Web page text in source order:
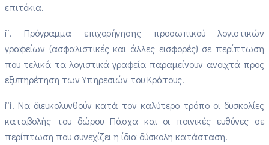
επιτόκια.
ii. Πρόγραμμα επιχορήγησης προσωπικού λογιστικών
γραφείων (ασφαλιστικές και άλλες εισφορές) σε περίπτωση
που τελικά τα λογιστικά γραφεία παραμείνουν ανοιχτά προς
εξυπηρέτηση των Υπηρεσιών του Κράτους.
iii. Να διευκολυνθούν κατά τον καλύτερο τρόπο οι δυσκολίες
καταβολής του δώρου Πάσχα και οι ποινικές ευθύνες σε
περίπτωση που συνεχίζει η ίδια δύσκολη κατάσταση.